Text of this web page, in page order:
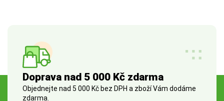
Doprava nad 5 000 Kč zdarma
Objednejte nad 5 000 Kč bez DPH a zboží Vám dodáme
zdarma.